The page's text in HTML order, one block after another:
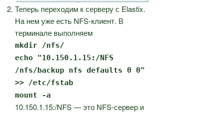
Теперь переходим к серверу с Elastix.
На нем уже есть NFS-клиент. В
терминале выполняем
mkdir /nfs/
echo "10.150.1.15:/NFS
/nfs/backup nfs defaults 0 0"
>> /etc/fstab
mount -a
10.150.1.15:/NFS — это NFS-сервер и